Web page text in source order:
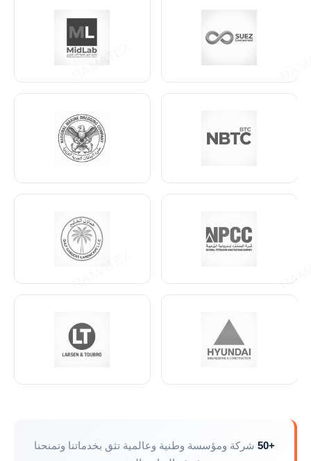
+50
شركة ومؤسسة وطنية وعالمية تثق بخدماتنا وتمنحنا